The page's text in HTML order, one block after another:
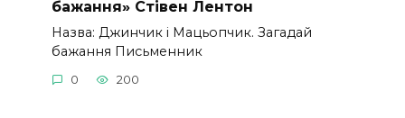
бажання» Стівен Лентон
Назва: Джинчик і Мацьопчик. Загадай
бажання Письменник
0 200